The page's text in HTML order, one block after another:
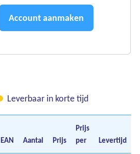
Contact
Account aanmaken
Leverbaar in korte tijd
EAN Aantal Prijs
Prijs
per
Levertijd